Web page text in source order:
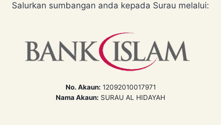
Salurkan sumbangan anda kepada Surau melalui:
No. Akaun: 12092010017971
Nama Akaun: SURAU AL HIDAYAH